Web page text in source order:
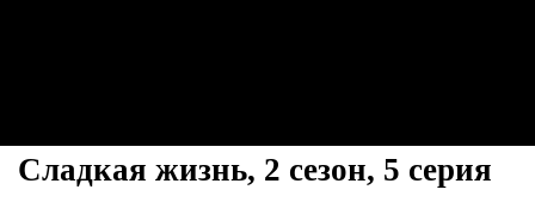
Сладкая жизнь, 2 сезон, 5 серия